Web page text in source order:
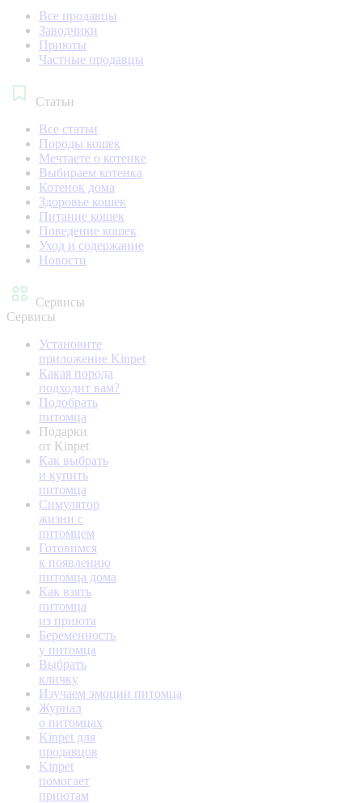
Все продавцы
Заводчики
Приюты
Частные продавцы
Статьи
Все статьи
Породы кошек
Мечтаете о котенке
Выбираем котенка
Котенок дома
Здоровье кошек
Питание кошек
Поведение кошек
Уход и содержание
Новости
Сервисы
Сервисы
Установите
приложение Kinpet
Какая порода
подходит вам?
Подобрать
питомца
Подарки
от Kinpet
Как выбрать
и купить
питомца
Симулятор
жизни с
питомцем
Готовимся
к появлению
питомца дома
Как взять
питомца
из приюта
Беременность
у питомца
Выбрать
кличку
Изучаем эмоции питомца
Журнал
о питомцах
Kinpet для
продавцов
Kinpet
помогает
приютам